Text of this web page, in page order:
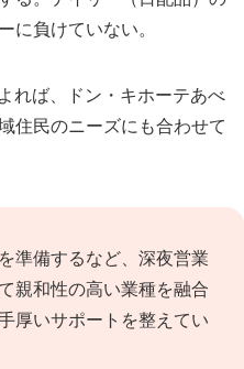
に負けていない。
れば、ドン・キホーテあべ
住民のニーズにも合わせて
準備するなど、深夜営業
親和性の高い業種を融合
厚いサポートを整えてい